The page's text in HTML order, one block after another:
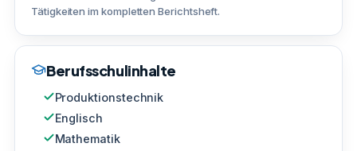
Tätigkeiten im kompletten Berichtsheft.
Berufsschulinhalte
Produktionstechnik
Englisch
Mathematik